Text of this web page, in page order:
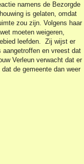
namens de Bezorgde
is gelaten, omdat
zou zijn. Volgens haar
moeten weigeren,
leefden. Zij wijst er
en vreest dat
Verleun verwacht dat er
de gemeente dan weer